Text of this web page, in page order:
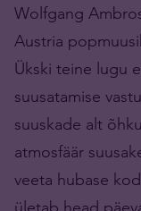
Wolfgang
Austria
Ükski teine lugu
suusatamise
suuskade alt
atmosfäär
veeta hubase